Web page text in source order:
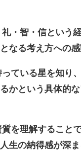
・智・信という
なる考え方への感
っている星を知り
かという具体的
質を理解すること
生の納得感が深